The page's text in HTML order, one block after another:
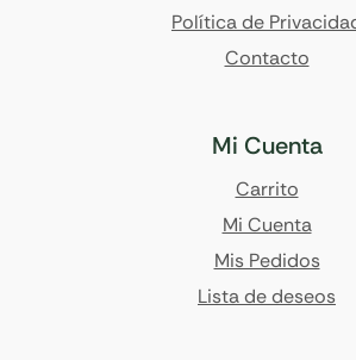
Política de
Contacto
Mi Cuenta
Carrito
Mi Cuenta
Mis Pedidos
Lista de deseos